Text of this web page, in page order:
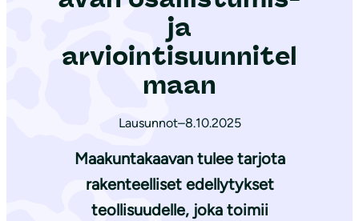
ja
arviointisuunnitel
maan
Lausunnot–8.10.2025
Maakuntakaavan tulee tarjota
rakenteelliset edellytykset
teollisuudelle, joka toimii